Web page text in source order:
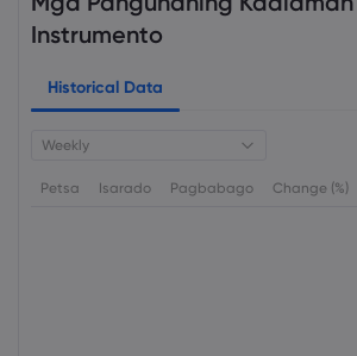
Instrumento
Historical Data
Weekly
Petsa Isarado Pagbabago Change (%)